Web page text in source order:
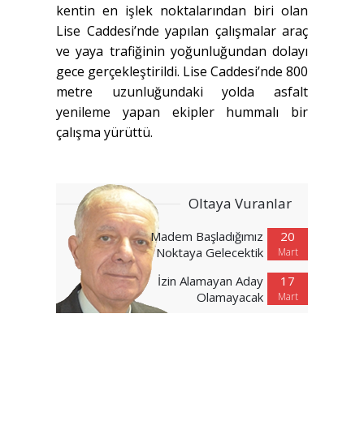
kentin en işlek noktalarından biri olan
Lise Caddesi’nde yapılan çalışmalar araç
ve yaya trafiğinin yoğunluğundan dolayı
gece gerçekleştirildi. Lise Caddesi’nde 800
metre uzunluğundaki yolda asfalt
yenileme yapan ekipler hummalı bir
çalışma yürüttü.
Oltaya Vuranlar
20
Mart
Madem Başladığımız
Noktaya Gelecektik
17
Mart
İzin Alamayan Aday
Olamayacak